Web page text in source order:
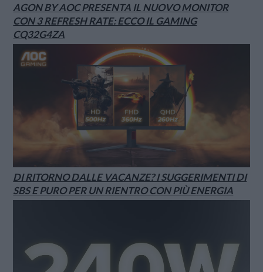
AGON BY AOC PRESENTA IL NUOVO MONITOR
CON 3 REFRESH RATE: ECCO IL GAMING
CQ32G4ZA
DI RITORNO DALLE VACANZE? I SUGGERIMENTI DI
SBS E PURO PER UN RIENTRO CON PIÙ ENERGIA